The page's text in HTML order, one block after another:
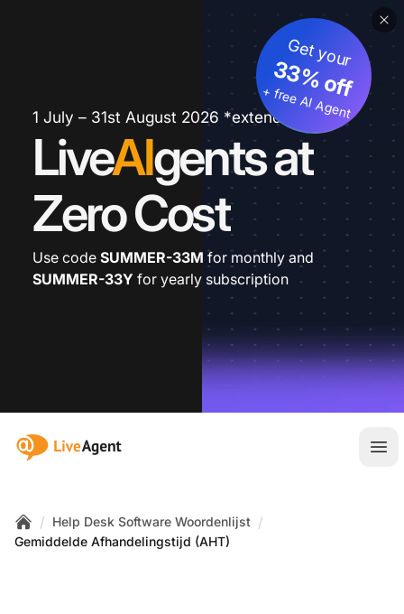
1 July – 31st August 2026 *extended
LiveAIgents at
Zero Cost
Get your
33% off
+ free AI Agent
Use code SUMMER-33M for monthly and
SUMMER-33Y for yearly subscription
:site.title
Home
/ Help Desk Software Woordenlijst /
Gemiddelde Afhandelingstijd (AHT)